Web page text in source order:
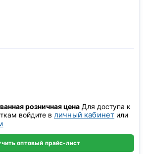
розничная цена Для доступа к
войдите в личный кабинет или
оптовый прайс-лист